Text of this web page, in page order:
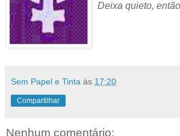
Deixa quieto,
Sem Papel e Tinta às 17:20
Compartilhar
Nenhum comentário: